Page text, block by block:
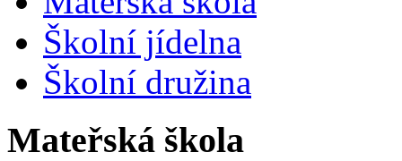
Školní jídelna
Školní družina
Mateřská škola